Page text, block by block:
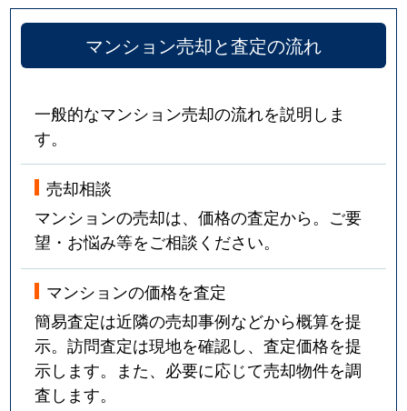
マンション売却と査定の流れ
一般的なマンション売却の流れを説明しま
す。
売却相談
マンションの売却は、価格の査定から。ご要
望・お悩み等をご相談ください。
マンションの価格を査定
簡易査定は近隣の売却事例などから概算を提
示。訪問査定は現地を確認し、査定価格を提
示します。また、必要に応じて売却物件を調
査します。